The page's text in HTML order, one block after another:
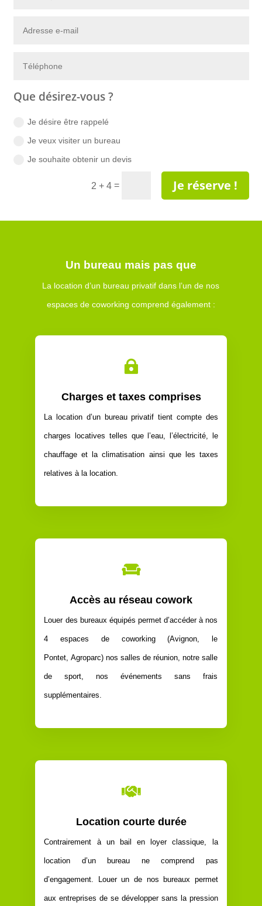
Que désirez-vous ?
Je désire être rappelé
Je veux visiter un bureau
Je souhaite obtenir un devis
2 + 4= Je réserve !
Un bureau mais pas que
La location d’un bureau privatif dans l’un de nos
espaces de coworking comprend également :

Charges et taxes comprises
La location d’un bureau privatif tient compte des
charges locatives telles que l’eau, l’électricité, le
chauffage et la climatisation ainsi que les taxes
relatives à la location.

Accès au réseau cowork
Louer des bureaux équipés permet d’accéder à nos
4 espaces de coworking(Avignon, le
Pontet, Agroparc) nos salles de réunion, notre salle
de sport, nos événements sans frais
supplémentaires.

Location courte durée
Contrairement à un bail en loyer classique, la
location d’un bureau ne comprend pas
d’engagement. Louer un de nos bureaux permet
aux entreprises de se développer sans la pression